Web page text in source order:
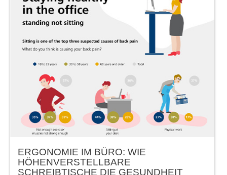
ERGONOMIE IM BÜRO: WIE
HÖHENVERSTELLBARE
SCHREIBTISCHE DIE GESUNDHEIT